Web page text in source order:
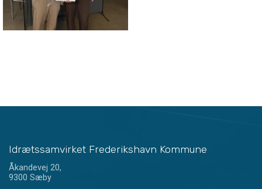
Idrætssamvirket Frederikshavn Kommune
Åkandevej 20,
9300 Sæby